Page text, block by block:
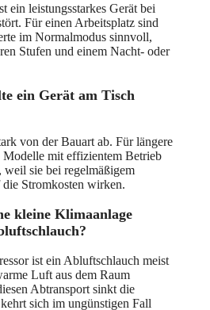
ein leistungsstarkes Gerät bei
Für einen Arbeitsplatz sind
im Normalmodus sinnvoll,
Stufen und einem Nacht- oder
ein Gerät am Tisch
von der Bauart ab. Für längere
Modelle mit effizientem Betrieb
weil sie bei regelmäßigem
Stromkosten wirken.
kleine Klimaanlage
ist ein Abluftschlauch meist
Luft aus dem Raum
Abtransport sinkt die
sich im ungünstigen Fall